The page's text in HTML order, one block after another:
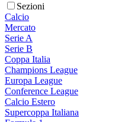
Sezioni
Calcio
Mercato
Serie A
Serie B
Coppa Italia
Champions League
Europa League
Conference League
Calcio Estero
Supercoppa Italiana